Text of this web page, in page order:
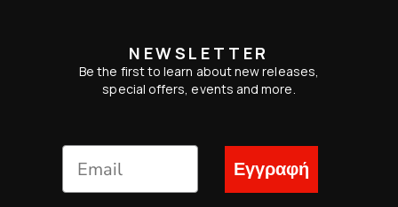
NEWSLETTER
Be the first to learn about new releases,
special offers, events and more.
Εγγραφή